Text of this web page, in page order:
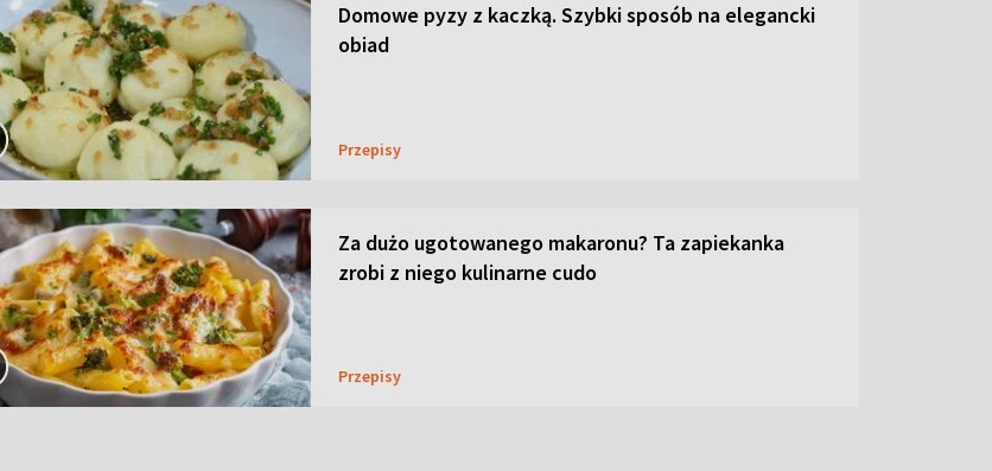
Domowe pyzy z kaczką. Szybki sposób na elegancki
obiad
Przepisy
Za dużo ugotowanego makaronu? Ta zapiekanka
zrobi z niego kulinarne cudo
Przepisy